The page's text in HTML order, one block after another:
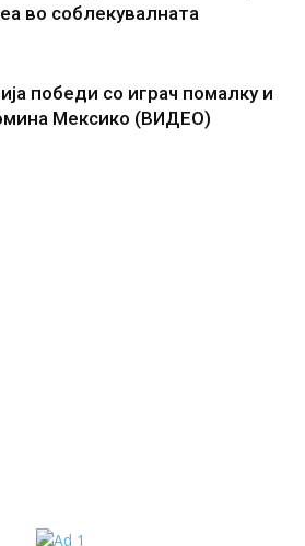
во соблекувалната
победи со играч помалку и
Мексико (ВИДЕО)